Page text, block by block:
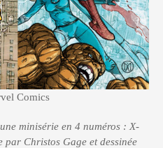
Comics
minisérie en 4 numéros : X-
Christos Gage et dessinée